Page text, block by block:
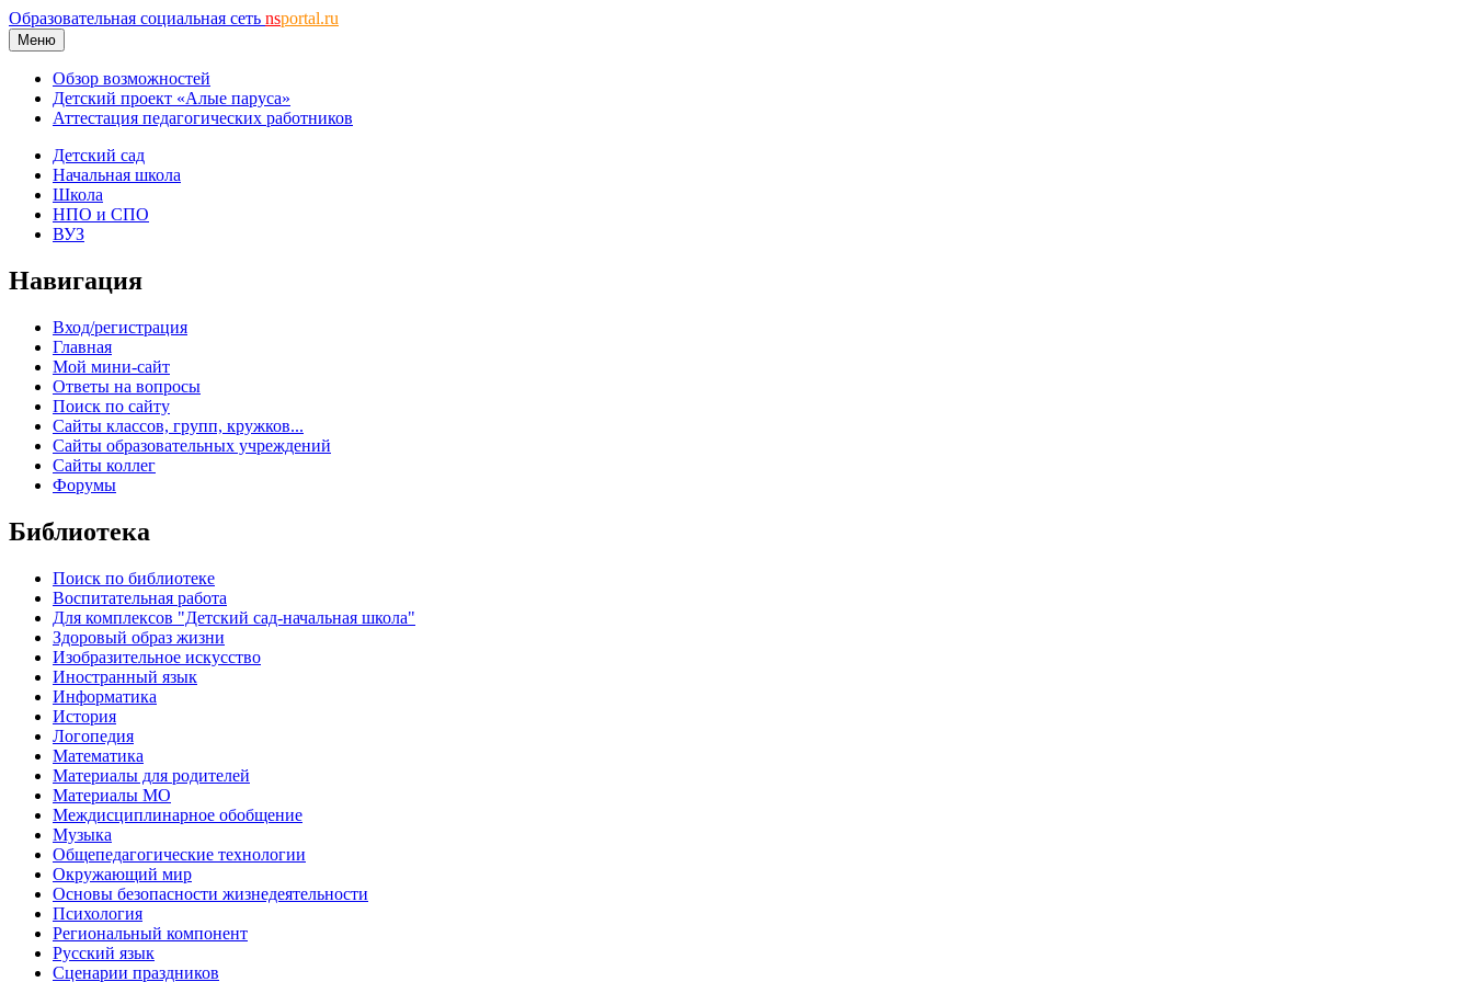
Образовательная социальная сеть nsportal.ru
Меню
Обзор возможностей
Детский проект «Алые паруса»
Аттестация педагогических работников
Детский сад
Начальная школа
Школа
НПО и СПО
ВУЗ
Навигация
Вход/регистрация
Главная
Мой мини-сайт
Ответы на вопросы
Поиск по сайту
Сайты классов, групп, кружков...
Сайты образовательных учреждений
Сайты коллег
Форумы
Библиотека
Поиск по библиотеке
Воспитательная работа
Для комплексов "Детский сад-начальная школа"
Здоровый образ жизни
Изобразительное искусство
Иностранный язык
Информатика
История
Логопедия
Математика
Материалы для родителей
Материалы МО
Междисциплинарное обобщение
Музыка
Общепедагогические технологии
Окружающий мир
Основы безопасности жизнедеятельности
Психология
Региональный компонент
Русский язык
Сценарии праздников